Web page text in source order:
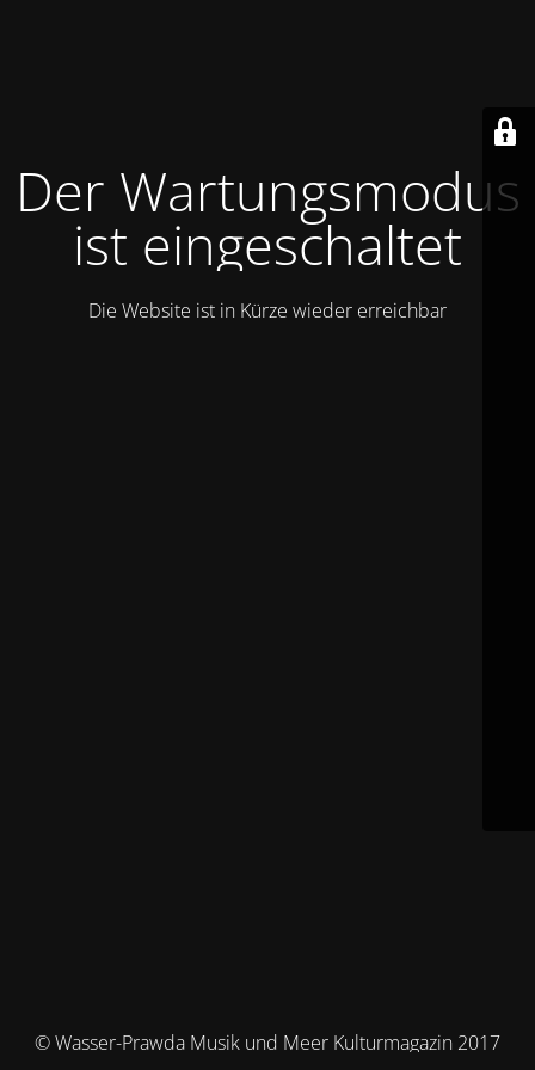
Der Wartungsmodus
ist eingeschaltet
Die Website ist in Kürze wieder erreichbar
© Wasser-Prawda Musik und Meer Kulturmagazin 2017